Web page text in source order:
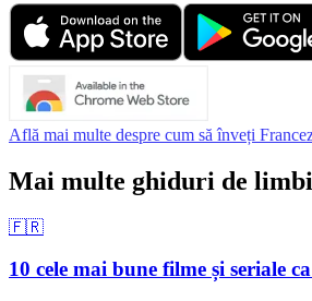
Află mai multe despre cum să înveți
Mai multe ghiduri de limbi
🇫🇷
10 cele mai bune filme și seriale